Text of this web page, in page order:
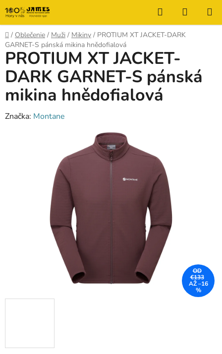
Prejsť
na
obsah
Hľadať
KOŠÍK
Domov
/ Oblečenie / Muži / Mikiny / PROTIUM XT JACKET-DARK
GARNET-S pánská mikina hnědofialová
PROTIUM XT JACKET-
DARK GARNET-S pánská
mikina hnědofialová
Značka: Montane
OD
€133
AŽ –16
%